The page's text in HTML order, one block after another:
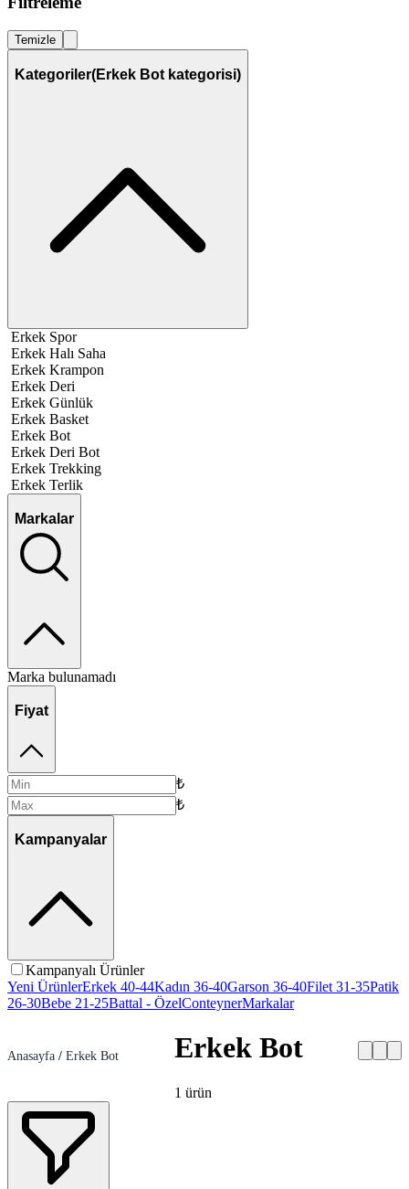
Temizle
Kategoriler(Erkek Bot kategorisi)
Erkek Spor
Erkek Halı Saha
Erkek Krampon
Erkek Deri
Erkek Günlük
Erkek Basket
Erkek Bot
Erkek Deri Bot
Erkek Trekking
Erkek Terlik
Markalar
Marka bulunamadı
Fiyat
₺
₺
Kampanyalar
Kampanyalı Ürünler
Yeni ÜrünlerErkek 40-44Kadın 36-40Garson 36-40Filet 31-35Patik
26-30Bebe 21-25Battal - ÖzelConteynerMarkalar
Anasayfa / Erkek Bot Erkek Bot
1 ürün